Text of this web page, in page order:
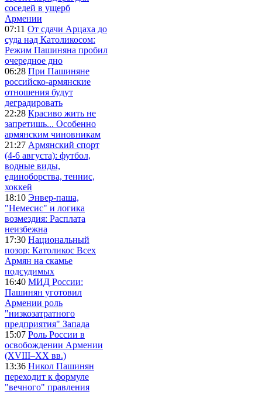
соседей в ущерб
Армении
07:11 От сдачи Арцаха до
суда над Католикосом:
Режим Пашиняна пробил
очередное дно
06:28 При Пашиняне
российско-армянские
отношения будут
деградировать
22:28 Красиво жить не
запретишь... Особенно
армянским чиновникам
21:27 Армянский спорт
(4-6 августа): футбол,
водные виды,
единоборства, теннис,
хоккей
18:10 Энвер-паша,
"Немесис" и логика
возмездия: Расплата
неизбежна
17:30 Национальный
позор: Католикос Всех
Армян на скамье
подсудимых
16:40 МИД России:
Пашинян уготовил
Армении роль
"низкозатратного
предприятия" Запада
15:07 Роль России в
освобождении Армении
(XVIII–XX вв.)
13:36 Никол Пашинян
переходит к формуле
"вечного" правления